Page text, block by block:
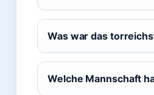
Was war das
Welche Mannschaft